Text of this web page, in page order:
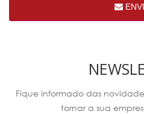
Fique informado das
tornar a sua